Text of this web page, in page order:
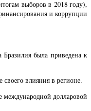
выборов в 2018 году),
и коррупции
была приведена к
влияния в регионе.
международной долларовой